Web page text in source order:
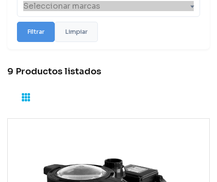
Filtrar Limpiar
9 Productos listados